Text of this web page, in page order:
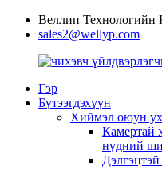
Веллип
sales2@wellyp.com
Гэр
Бүтээгдэхүүн
Хиймэл оюун
Камертай
нүдний